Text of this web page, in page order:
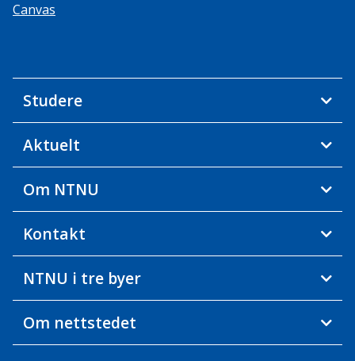
Canvas
Studere
Aktuelt
Om NTNU
Kontakt
NTNU i tre byer
Om nettstedet